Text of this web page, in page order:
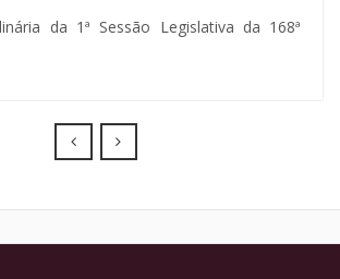
da 1ª Sessão Legislativa da 168ª
Prev Next